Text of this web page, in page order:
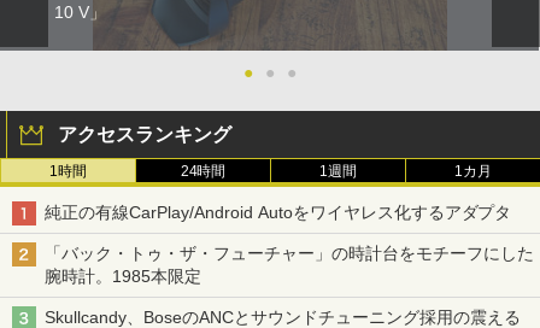
10 V」
● ● ●
アクセスランキング
1時間 24時間 1週間 1カ月
純正の有線CarPlay/Android Autoをワイヤレス化するアダプタ
「バック・トゥ・ザ・フューチャー」の時計台をモチーフにした
腕時計。1985本限定
Skullcandy、BoseのANCとサウンドチューニング採用の震える